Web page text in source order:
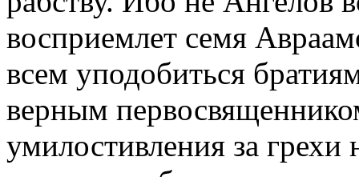
восприемлет семя
всем уподобиться
верным
умилостивления за